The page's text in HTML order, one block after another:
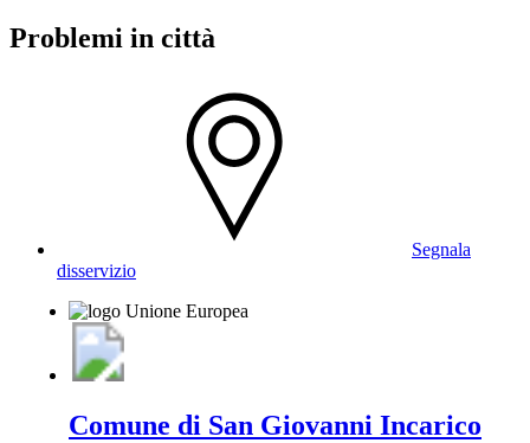
Problemi in città
Segnala
disservizio
Comune di San Giovanni Incarico